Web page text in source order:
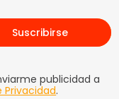
Suscribirse
publicidad a
Privacidad.